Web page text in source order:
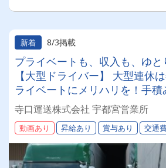
新着 8/3掲載
プライベートも、収入も、ゆ
【大型ドライバー】 大型連休
ライベートにメリハリを！手積
道路の利用で、ムリのない運行
寺口運送株式会社 宇都宮営業所
動画あり 昇給あり 賞与あり 交通